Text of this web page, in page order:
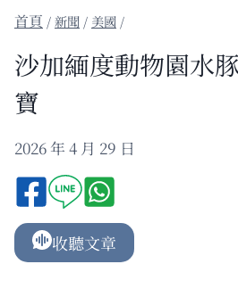
/新聞 / 美國 /
沙加緬度動物園水
寶
2026 年 4 月 29 日
收聽文章